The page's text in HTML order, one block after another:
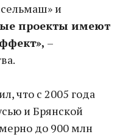
и
проекты имеют
–
что с 2005 года
и Брянской
до 900 млн